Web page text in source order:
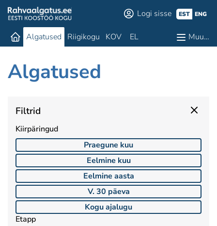
Logi sisse EST ENG
Algatused Riigikogu KOV EL Muu…
Algatused
Filtrid
Kiirpäringud
Praegune kuu
Eelmine kuu
Eelmine aasta
V. 30 päeva
Kogu ajalugu
Etapp